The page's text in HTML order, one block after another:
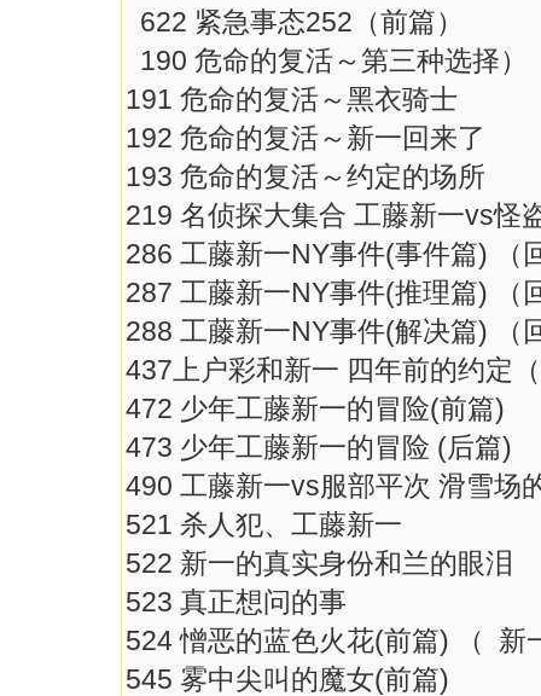
622 紧急事态252（前篇）
190 危命的复活～第三种选
191 危命的复活～黑衣骑士
192 危命的复活～新一回来
193 危命的复活～约定
219 名侦探大集合 工藤新一
286 工藤新一NY事件(事件篇
287 工藤新一NY事件(推理篇
288 工藤新一NY事件(解决
437上户彩和新一 四年前的约
472 少年工藤新一的冒险(前
473 少年工藤新一的冒险 (后
490 工藤新一vs服部平次 滑
521 杀人犯、工藤新一
522 新一的真实身份和兰的
523 真正想问的事
524 憎恶的蓝色火花(前篇)
545 雾中尖叫的魔女(前篇)